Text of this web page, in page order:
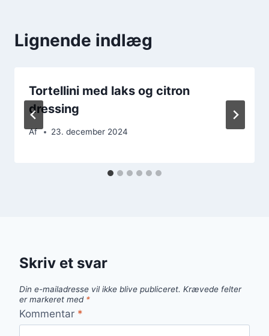
Lignende indlæg
Tortellini med laks og citron
dressing
Af 23. december 2024
Skriv et svar
Din e-mailadresse vil ikke blive publiceret. Krævede felter
er markeret med *
Kommentar *